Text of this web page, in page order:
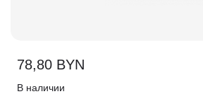
78,80 BYN
В наличии